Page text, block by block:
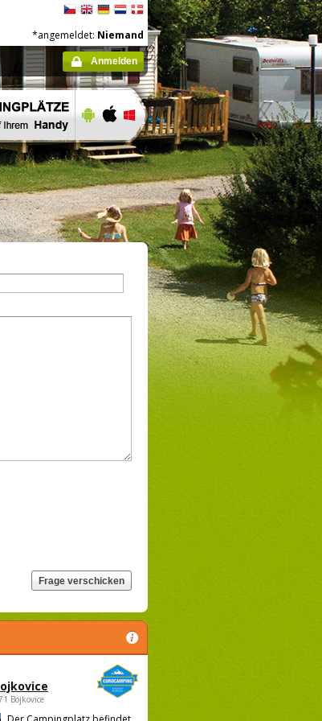
*angemeldet: Niemand
Anmelden
Bojkovice